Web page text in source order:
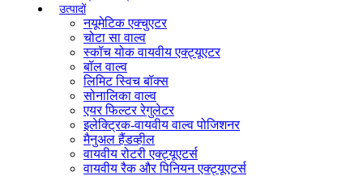
उत्पादों
नयूमेटिक एक्चुएटर
चोटा सा वाल्व
स्कॉच योक वायवीय एक्ट्यूएटर
बॉल वाल्व
लिमिट स्विच बॉक्स
सोनालिका वाल्व
एयर फिल्टर रेगुलेटर
इलेक्ट्रिक-वायवीय वाल्व पोजिशनर
मैनुअल हैंडव्हील
वायवीय रोटरी एक्ट्यूएटर्स
वायवीय रैक और पिनियन एक्ट्यूएटर्स